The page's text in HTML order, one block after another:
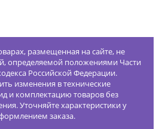
размещенная на сайте, не
определяемой положениями Части
Российской Федерации.
изменения в технические
и комплектацию товаров без
Уточняйте характеристики у
заказа.